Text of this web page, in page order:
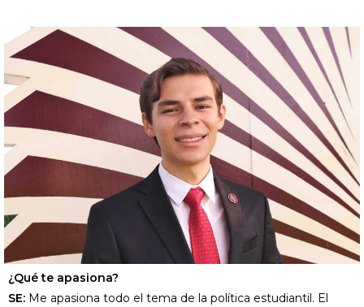
¿Qué te apasiona?
SE: Me apasiona todo el tema de la política estudiantil. El